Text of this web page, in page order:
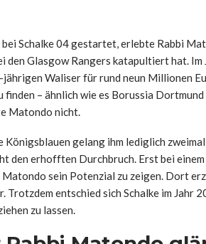
Schalke 04 gestartet, erlebte Rabbi
den Glasgow Rangers katapultiert hat.
jährigen Waliser für rund neun Millionen
– ähnlich wie es Borussia
Matondo nicht.
gelang ihm lediglich
den erhofften Durchbruch. Erst bei
Matondo sein Potenzial zu zeigen. Dort
Trotzdem entschied sich Schalke im Jahr
zu lassen.